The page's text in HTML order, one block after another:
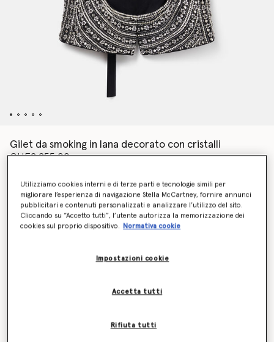
Gilet da smoking in lana decorato con cristalli
CHF2,255.00
Colore Argento metallizzato
Scopri in anteprima quando sarà di nuovo disponibile
Utilizziamo cookies interni e di terze parti e tecnologie simili per
migliorare l’esperienza di navigazione Stella McCartney, fornire annunci
pubblicitari e contenuti personalizzati e analizzare l’utilizzo del sito.
Cliccando su “Accetto tutti”, l’utente autorizza la memorizzazione dei
cookies sul proprio dispositivo.
Normativa cookie
Impostazioni cookie
Rifiuta tutti
Accetta tutti